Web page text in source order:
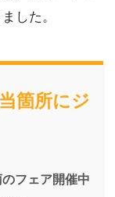
した。
箇所にジ
フェア開催中